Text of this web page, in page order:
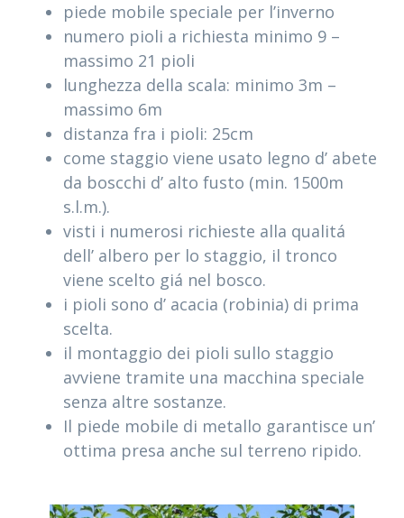
piede mobile speciale per l’inverno
numero pioli a richiesta minimo 9 –
massimo 21 pioli
lunghezza della scala: minimo 3m –
massimo 6m
distanza fra i pioli: 25cm
come staggio viene usato legno d’ abete
da boscchi d’ alto fusto (min. 1500m
s.l.m.).
visti i numerosi richieste alla qualitá
dell’ albero per lo staggio, il tronco
viene scelto giá nel bosco.
i pioli sono d’ acacia (robinia) di prima
scelta.
il montaggio dei pioli sullo staggio
avviene tramite una macchina speciale
senza altre sostanze.
Il piede mobile di metallo garantisce un’
ottima presa anche sul terreno ripido.